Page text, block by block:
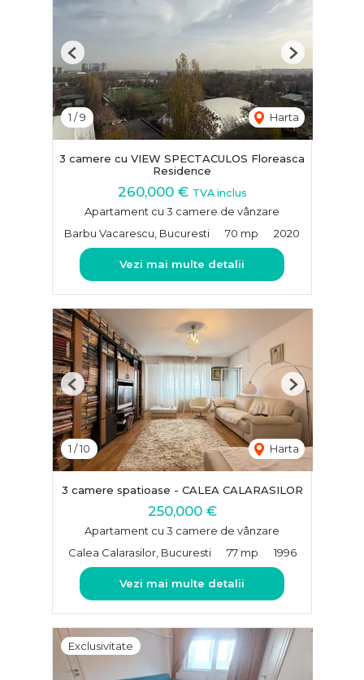
1 /9 Harta
Previous Next
3 camere cu VIEW SPECTACULOS Floreasca
Residence
260,000 € TVA inclus
Apartament cu 3 camere de vânzare
Barbu Vacarescu, Bucuresti
70 mp 2020
Vezi mai multe detalii
1 /10 Harta
Previous Next
3 camere spatioase - CALEA CALARASILOR
250,000 €
Apartament cu 3 camere de vânzare
Calea Calarasilor, Bucuresti
77 mp 1996
Vezi mai multe detalii
Exclusivitate